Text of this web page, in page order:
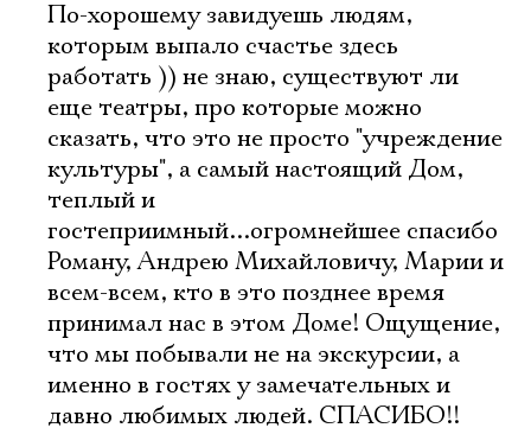
По-хорошему завидуешь людям,
которым выпало счастье здесь
работать )) не знаю, существуют ли
еще театры, про которые можно
сказать, что это не просто "учреждение
культуры", а самый настоящий Дом,
теплый и
гостеприимный...огромнейшее спасибо
Роману, Андрею Михайловичу, Марии и
всем-всем, кто в это позднее время
принимал нас в этом Доме! Ощущение,
что мы побывали не на экскурсии, а
именно в гостях у замечательных и
давно любимых людей. СПАСИБО!!